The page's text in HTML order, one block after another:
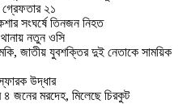
গ্রেফতার ২১
সংঘর্ষে তিনজন নিহত
নতুন ওসি
জাতীয় যুবশক্তির দুই নেতাকে সাময়িক
উদ্ধার
জনের মরদেহ, মিলেছে চিরকুট